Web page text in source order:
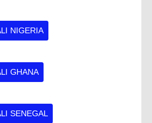
NIGERIA
GHANA
SENEGAL